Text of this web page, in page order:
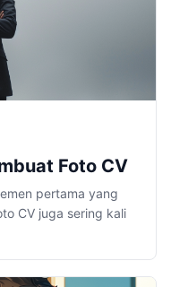
Foto CV
pertama yang
CV juga sering kali